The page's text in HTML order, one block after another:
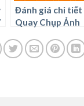
Đánh giá chi tiết
Quay Chụp Ảnh
Hình Ảnh 4K